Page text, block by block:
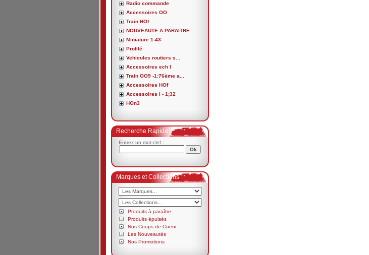
Radio commande
Accessoires OO
Train HOf
NOUVEAUTE A PARAITRE...
Miniature 1-43
Profilé
Vehicules routiers s...
Accessoires ech I
Train OO9 -1:76ème a...
Accessoires HOf
Accessoires I - 1;32
HOn3
Recherche Rapide
Entrez un mot-clef :
Marques et Collections
Produits à paraître
Produits épuisés
Nos Coups de Coeur
Les Nouveautés
Nos Promotions